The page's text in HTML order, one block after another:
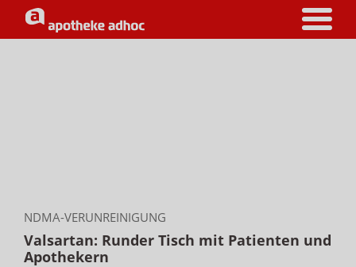
NDMA-VERUNREINIGUNG
Valsartan: Runder Tisch mit Patienten und
Apothekern